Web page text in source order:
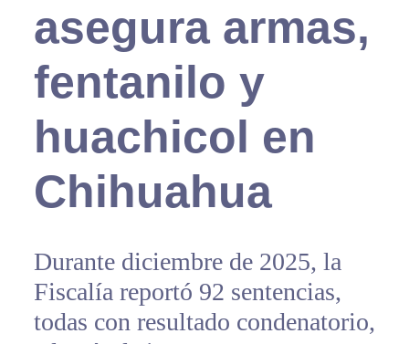
asegura armas,
fentanilo y
huachicol en
Chihuahua
Durante diciembre de 2025, la
Fiscalía reportó 92 sentencias,
todas con resultado condenatorio,